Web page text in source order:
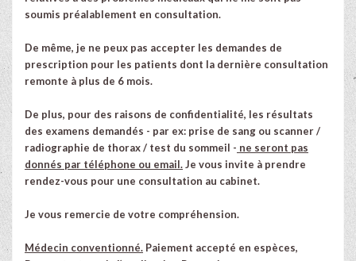
soumis préalablement en consultation.
De même, je ne peux pas accepter les demandes de
prescription pour les patients dont la dernière consultation
remonte à plus de 6 mois.
De plus, pour des raisons de confidentialité, les résultats
des examens demandés - par ex: prise de sang ou scanner /
radiographie de thorax / test du sommeil - ne seront pas
donnés par téléphone ou email.Je vous invite à prendre
rendez-vous pour une consultation au cabinet.
Je vous remercie de votre compréhension.
Médecin conventionné. Paiement accepté en espèces,